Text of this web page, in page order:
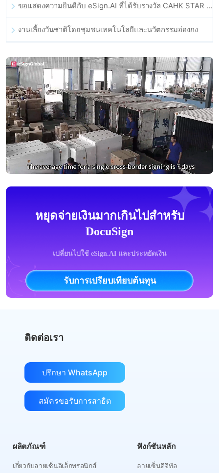
ขอแสดงความยินดีกับ eSign.AI ที่ได้รับรางวัล CAHK STAR Award 2025
งานเลี้ยงวันชาติโดยชุมชนเทคโนโลยีและนวัตกรรมฮ่องกง
หยุดจ่ายเงินมากเกินไปสำหรับ
DocuSign
เปลี่ยนไปใช้ eSign.AI และประหยัดเงิน
รับการเปรียบเทียบต้นทุน
ติดต่อเรา
ปรึกษา WhatsApp
สมัครขอรับการสาธิต
ผลิตภัณฑ์
เกี่ยวกับลายเซ็นอิเล็กทรอนิกส์
ฟังก์ชันหลัก
ลายเซ็นดิจิทัล